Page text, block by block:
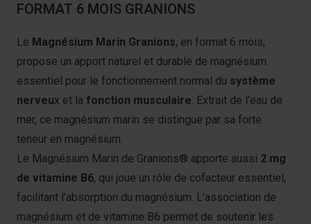
FORMAT 6 MOIS GRANIONS
Le Magnésium Marin Granions, en format 6 mois,
propose un apport naturel et durable de magnésium
essentiel pour le fonctionnement normal du système
nerveux et la fonction musculaire. Extrait de l’eau de
mer, ce magnésium marin se distingue par sa forte
teneur en magnésium.
Le Magnésium Marin de Granions® apporte aussi 2 mg
de vitamine B6, qui joue un rôle de cofacteur essentiel,
facilitant l'absorption du magnésium. L’association de
magnésium et de vitamine B6 permet de soutenir les